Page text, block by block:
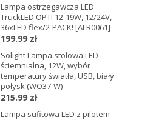
Lampa ostrzegawcza LED
TruckLED OPTI 12-19W, 12/24V,
36xLED flex/2-PACK! [ALR0061]
199.99 zł
Solight Lampa stołowa LED
ściemnialna, 12W, wybór
temperatury światła, USB, biały
połysk (WO37-W)
215.99 zł
Lampa sufitowa LED z pilotem